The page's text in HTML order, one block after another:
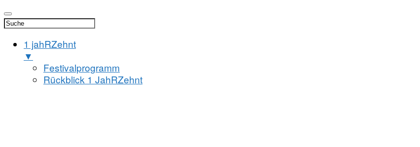
1 jahRZehnt
▼
Festivalprogramm
Rückblick 1 JahRZehnt